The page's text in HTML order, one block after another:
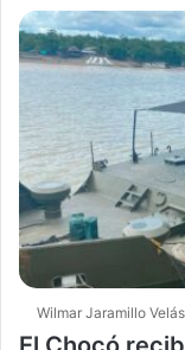
Wilmar Jaramillo